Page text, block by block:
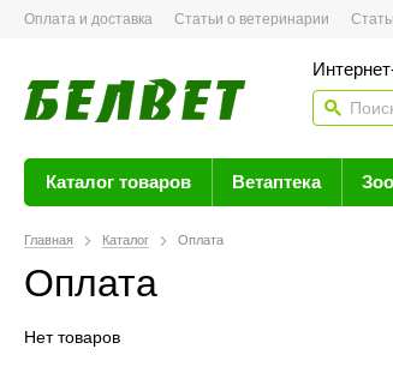
Оплата и доставка Статьи о ветеринарии
Каталог товаров Ветаптека
Главная Каталог Оплата
Оплата
Нет товаров